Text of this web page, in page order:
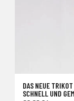
DAS NEUE
SCHNELL UND